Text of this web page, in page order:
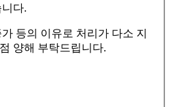
다.
등의 이유로 처리가 다소 지
양해 부탁드립니다.